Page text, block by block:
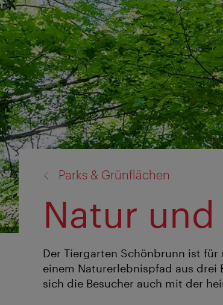
Parks & Grünflächen
Natur
Der Tiergarten Schönbrunn ist
einem Naturerlebnispfad aus drei
sich die Besucher auch mit der